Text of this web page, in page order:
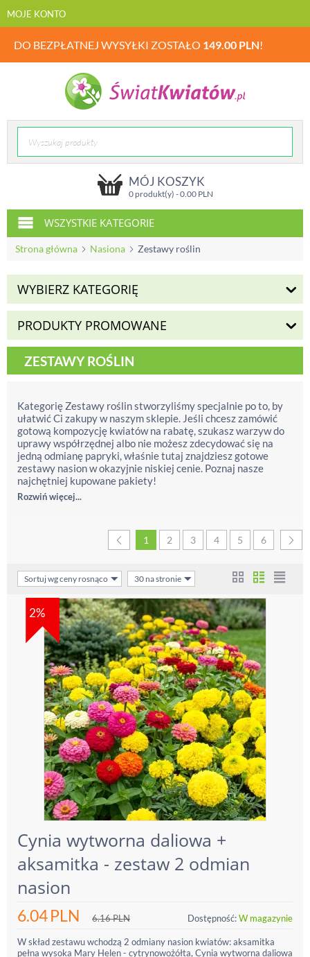
MOJE KONTO
DO BEZPŁATNEJ WYSYŁKI ZOSTAŁO 149.00 PLN!
MÓJ KOSZYK
0 produkt(y) -0.00PLN
WSZYSTKIE KATEGORIE
Strona główna Nasiona Zestawy roślin
WYBIERZ KATEGORIĘ
PRODUKTY PROMOWANE
ZESTAWY ROŚLIN
Kategorię Zestawy roślin stworzyliśmy specjalnie po to, by
ułatwić Ci zakupy w naszym sklepie. Jeśli chcesz zamówić
gotową kompozycję kwiatów na rabatę, szukasz warzyw do
uprawy współrzędnej albo nie możesz zdecydować się na
jedną odmianę papryki, właśnie tutaj znajdziesz gotowe
zestawy nasion w okazyjnie niskiej cenie. Poznaj nasze
najchętniej kupowane pakiety!
Rozwiń więcej...
1 2 3 4 5 6
Sortuj wg ceny rosnąco 30 na stronie
2%
Cynia wytworna daliowa +
aksamitka - zestaw 2 odmian
nasion
6.04PLN 6.16PLN Dostępność:W magazynie
W skład zestawu wchodzą 2 odmiany nasion kwiatów: aksamitka
pełna wysoka Mary Helen - cytrynowożółta, Cynia wytworna daliowa